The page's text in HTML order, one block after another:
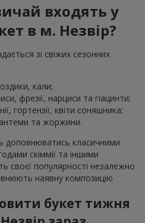
входять у
в м. Незвір?
зі свіжих сезонних
кали;
фрезії, нарциси та гіацинти;
гортензії, квіти соняшника;
та жоржини.
доповнюватись класичними
скіммії та іншими
своєї популярності незалежно
наявну композицію
букет тижня